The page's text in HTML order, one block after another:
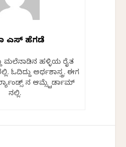
ಎಸ್ ಹೆಗಡೆ
ಮಲೆನಾಡಿನ ಹಳ್ಳಿಯ ರೈತ
ಓದಿದ್ದು ಅರ್ಥಶಾಸ್ತ್ರ. ಈಗ
ನ ಆಮ್ಸ್ಟೆರ್ಡಾಮ್
ನಲ್ಲಿ.